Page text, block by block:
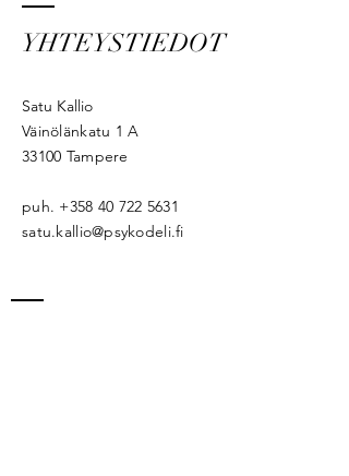
YHTEYSTIEDOT
Satu Kallio
Väinölänkatu 1 A
33100 Tampere
puh. +358 40 722 5631
satu.kallio@psykodeli.fi